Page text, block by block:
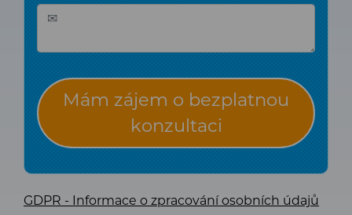
Mám zájem o bezplatnou
konzultaci
GDPR - Informace o zpracování osobních údajů